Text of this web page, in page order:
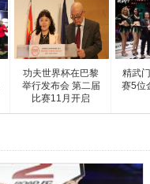
功夫世界杯在巴黎
举行发布会 第二届
比赛11月开启
精武
赛5位